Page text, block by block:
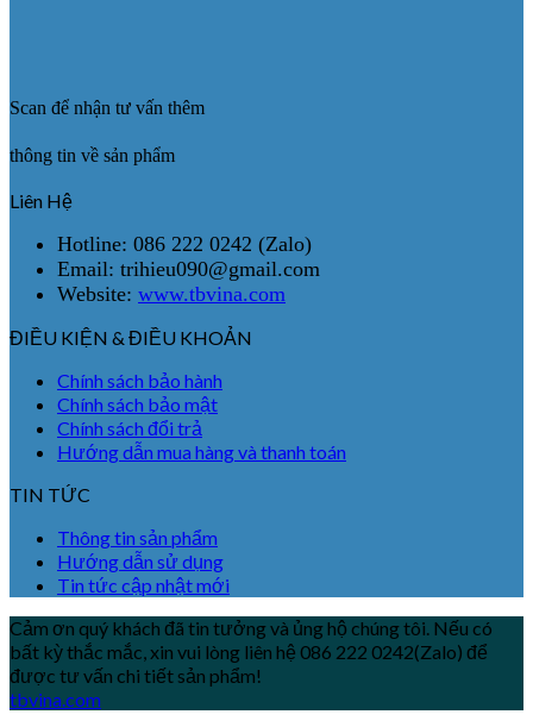
Scan để nhận tư vấn thêm
thông tin về sản phẩm
Liên Hệ
Hotline: 086 222 0242 (Zalo)
Email: trihieu090@gmail.com
Website: www.tbvina.com
ĐIỀU KIỆN & ĐIỀU KHOẢN
Chính sách bảo hành
Chính sách bảo mật
Chính sách đổi trả
Hướng dẫn mua hàng và thanh toán
TIN TỨC
Thông tin sản phẩm
Hướng dẫn sử dụng
Tin tức cập nhật mới
Cảm ơn quý khách đã tin tưởng và ủng hộ chúng tôi. Nếu có
bất kỳ thắc mắc, xin vui lòng liên hệ 086 222 0242(Zalo) để
được tư vấn chi tiết sản phẩm!
tbvina.com